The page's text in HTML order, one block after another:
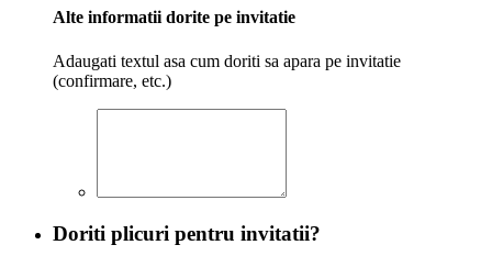
Alte informatii dorite pe invitatie
Adaugati textul asa cum doriti sa apara pe invitatie
(confirmare, etc.)
Doriti plicuri pentru invitatii?